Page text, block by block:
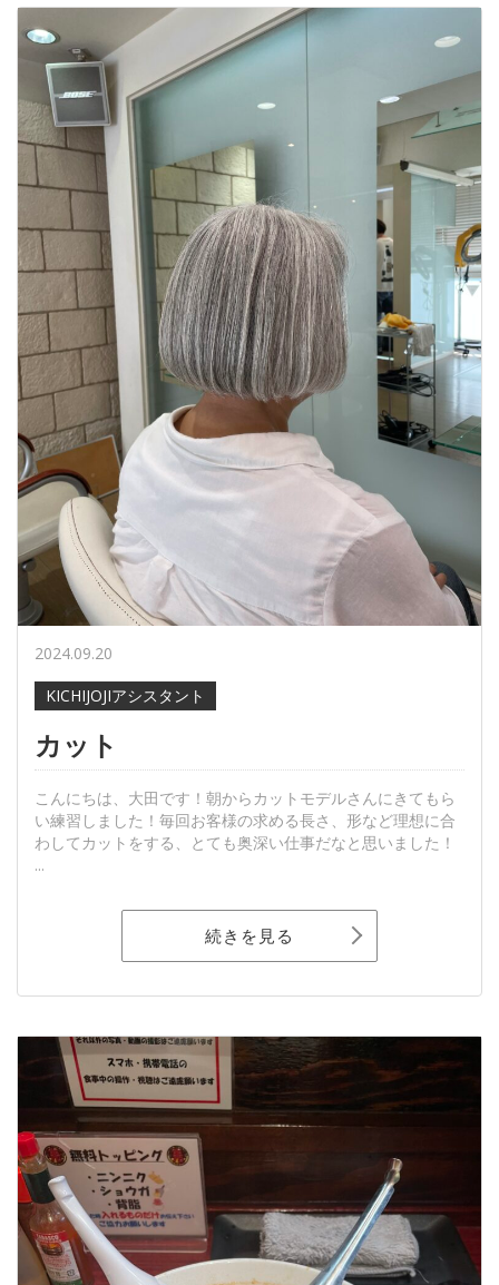
2024.09.20
KICHIJOJIアシスタント
カット
こんにちは、大田です！朝からカットモデルさんにきてもら
い練習しました！毎回お客様の求める長さ、形など理想に合
わしてカットをする、とても奥深い仕事だなと思いました！
...
続きを見る